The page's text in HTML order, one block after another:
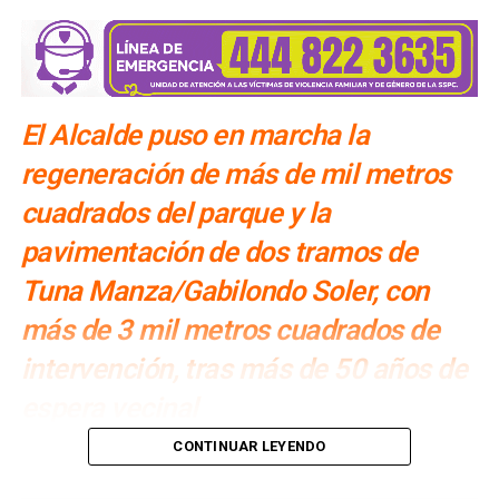
El Alcalde puso en marcha la
regeneración de más de mil metros
cuadrados del parque y la
pavimentación de dos tramos de
Tuna Manza/Gabilondo Soler, con
más de 3 mil metros cuadrados de
intervención, tras más de 50 años de
CONTINUAR LEYENDO